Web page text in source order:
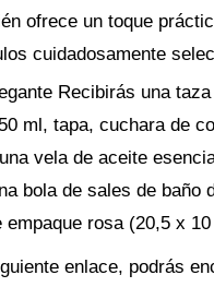
ofrece un toque
cuidadosamente
Recibirás una
ml, tapa, cuchara de
vela de aceite
bola de sales de baño
empaque rosa (20,5 x
enlace, podrás